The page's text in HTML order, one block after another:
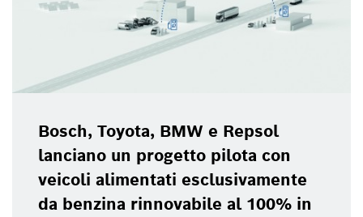
Bosch, Toyota, BMW e Repsol
lanciano un progetto pilota con
veicoli alimentati esclusivamente
da benzina rinnovabile al 100% in